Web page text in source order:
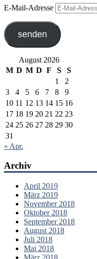
E-Mail-Adresse
senden
August 2026
M D M D F S
S
1
2
3
4 5 6 7 8
9
10 11 12 13 14 15 16
17 18 19 20 21 22 23
24 25 26 27 28 29 30
31
« Apr.
Archiv
April 2019
März 2019
November 2018
Oktober 2018
September 2018
August 2018
Juli 2018
Mai 2018